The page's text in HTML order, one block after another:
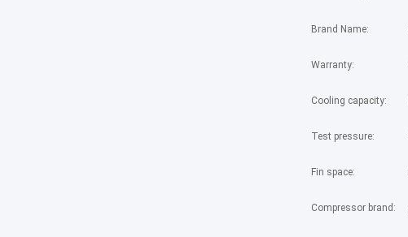
Brand Name:
Warranty:
Cooling capacity:
Test pressure:
Fin space:
Compressor brand: